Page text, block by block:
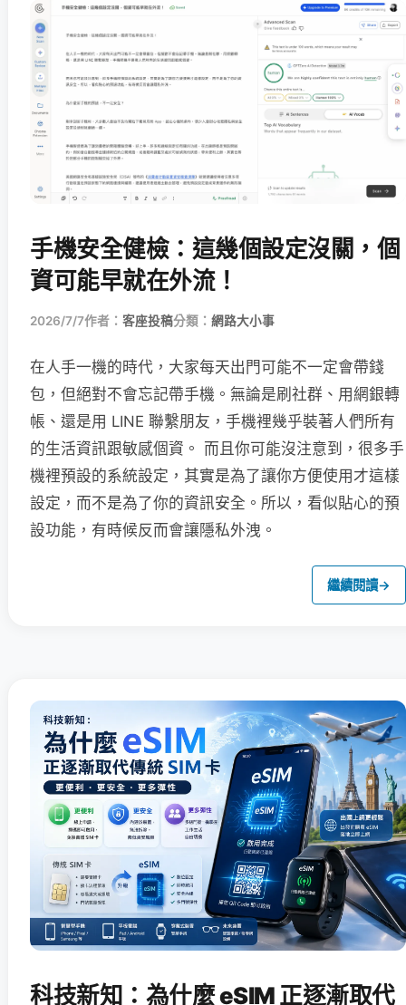
手機安全健檢：這幾個設定沒關，個
資可能早就在外流！
2026/7/7作者： 客座投稿分類： 網路大小事
在人手一機的時代，大家每天出門可能不一定會帶錢
包，但絕對不會忘記帶手機。無論是刷社群、用網銀轉
帳、還是用 LINE 聯繫朋友，手機裡幾乎裝著人們所有
的生活資訊跟敏感個資。 而且你可能沒注意到，很多手
機裡預設的系統設定，其實是為了讓你方便使用才這樣
設定，而不是為了你的資訊安全。所以，看似貼心的預
設功能，有時候反而會讓隱私外洩。
繼續閱讀→
科技新知：為什麼 eSIM 正逐漸取代